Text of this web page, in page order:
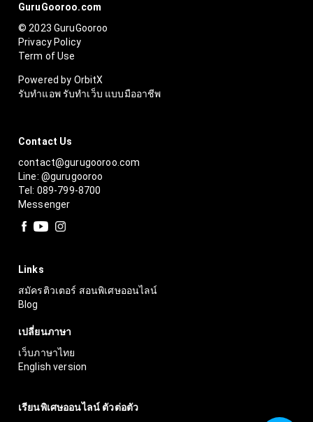
GuruGooroo.com
© 2023 GuruGooroo
Privacy Policy
Term of Use
Powered by OrbitX
รับทำแอพ รับทำเว็บ แบบมืออาชีพ
Contact Us
contact@gurugooroo.com
Line: @gurugooroo
Tel: 089-799-8700
Messenger
Links
สมัครติวเตอร์ สอนพิเศษออนไลน์
Blog
เปลี่ยนภาษา
เว็บภาษาไทย
English version
เรียนพิเศษออนไลน์ ตัวต่อตัว